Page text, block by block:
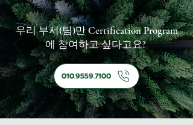
우리 부서(팀)만 Certification Program
에 참여하고 싶다고요?
010.9559.7100